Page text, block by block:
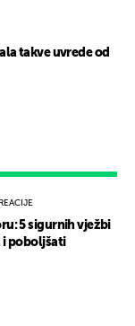
5 sigurnih vježbi
i poboljšati
takve uvrede od